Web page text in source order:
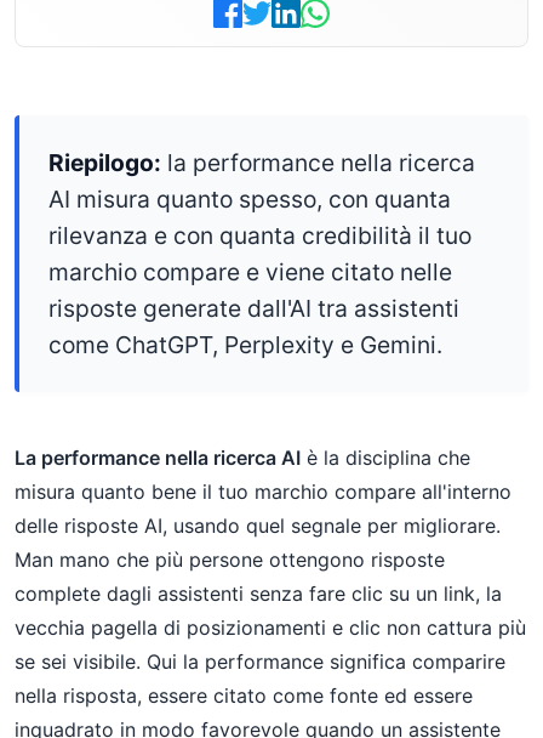
Riepilogo: la performance nella ricerca
AI misura quanto spesso, con quanta
rilevanza e con quanta credibilità il tuo
marchio compare e viene citato nelle
risposte generate dall'AI tra assistenti
come ChatGPT, Perplexity e Gemini.
La performance nella ricerca AI è la disciplina che
misura quanto bene il tuo marchio compare all'interno
delle risposte AI, usando quel segnale per migliorare.
Man mano che più persone ottengono risposte
complete dagli assistenti senza fare clic su un link, la
vecchia pagella di posizionamenti e clic non cattura più
se sei visibile. Qui la performance significa comparire
nella risposta, essere citato come fonte ed essere
inquadrato in modo favorevole quando un assistente